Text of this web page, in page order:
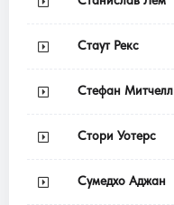
Стаут Рекс
Стефан Митчелл
Стори Уотерс
Сумедхо Аджан